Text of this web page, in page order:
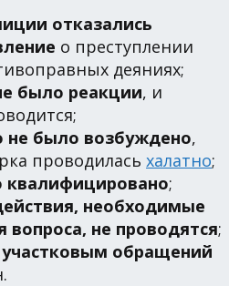
отказались
о преступлении
деяниях;
было реакции, и
не было возбуждено,
проводилась халатно;
квалифицировано;
необходимые
вопроса, не проводятся;
обращений